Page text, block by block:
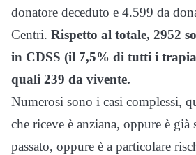
donatore deceduto e 4.599 da
Centri. Rispetto al totale, 2952
in CDSS (il 7,5% di tutti i
quali 239 da vivente.
Numerosi sono i casi complessi,
che riceve è anziana, oppure è già
passato, oppure è a particolare